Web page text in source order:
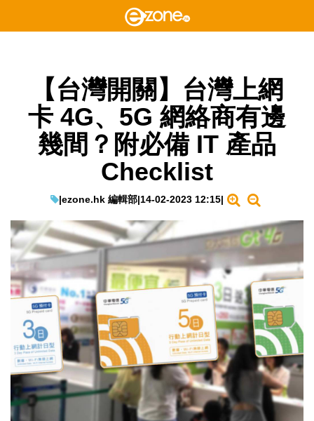
【台灣開關】台灣上網
卡 4G、5G 網絡商有邊
幾間？附必備 IT 產品
Checklist
|ezone.hk 編輯部|14-02-2023 12:15|